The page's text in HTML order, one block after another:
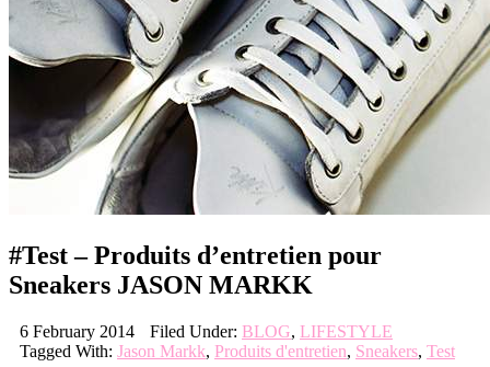
#Test – Produits d’entretien pour
Sneakers JASON MARKK
6 February 2014 Filed Under: BLOG, LIFESTYLE
Tagged With: Jason Markk, Produits d'entretien, Sneakers, Test